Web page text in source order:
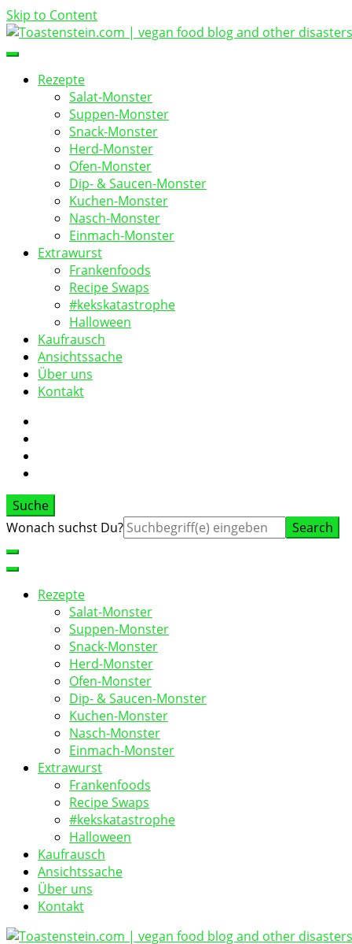
Skip to Content
Toastenstein.com
vegan food blog
Rezepte
Salat-Monster
Suppen-Monster
Snack-Monster
Herd-Monster
Ofen-Monster
Dip- & Saucen-Monster
Kuchen-Monster
Nasch-Monster
Einmach-Monster
Extrawurst
Frankenfoods
Recipe Swaps
#kekskatastrophe
Halloween
Kaufrausch
Ansichtssache
Über uns
Kontakt
Suche
Suche
Wonach suchst Du?
Rezepte
Salat-Monster
Suppen-Monster
Snack-Monster
Herd-Monster
Ofen-Monster
Dip- & Saucen-Monster
Kuchen-Monster
Nasch-Monster
Einmach-Monster
Extrawurst
Frankenfoods
Recipe Swaps
#kekskatastrophe
Halloween
Kaufrausch
Ansichtssache
Über uns
Kontakt